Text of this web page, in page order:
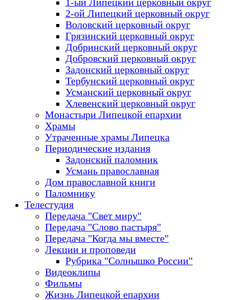
1-ый Липецкий церковный округ
2-ой Липецкий церковный округ
Воловский церковный округ
Грязинский церковный округ
Добринский церковный округ
Добровский церковный округ
Задонский церковный округ
Тербунский церковный округ
Усманский церковный округ
Хлевенский церковный округ
Монастыри Липецкой епархии
Храмы
Утраченные храмы Липецка
Периодические издания
Задонский паломник
Усмань православная
Дом православной книги
Паломнику
Телестудия
Передача "Свет миру"
Передача "Слово пастыря"
Передача "Когда мы вместе"
Лекции и проповеди
Рубрика "Солнышко России"
Видеоклипы
Фильмы
Жизнь Липецкой епархии